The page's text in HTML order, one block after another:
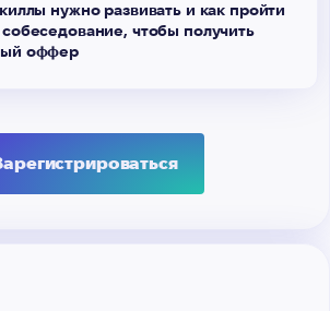
нужно развивать и как пройти
чтобы получить
оффер